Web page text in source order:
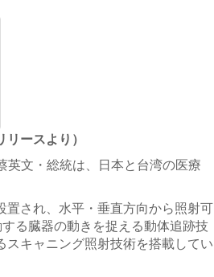
ースより）
文・総統は、日本と台湾の医療
され、水平・垂直方向から照射可
る臓器の動きを捉える動体追跡技
キャニング照射技術を搭載してい